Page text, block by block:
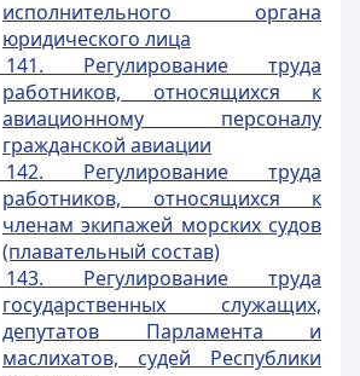
исполнительного органа
юридического лица
Регулирование труда
работников, относящихся к
авиационному персоналу
гражданской авиации
Регулирование труда
работников, относящихся к
членам экипажей морских судов
(плавательный состав)
Регулирование труда
государственных служащих,
депутатов Парламента и
маслихатов, судей Республики